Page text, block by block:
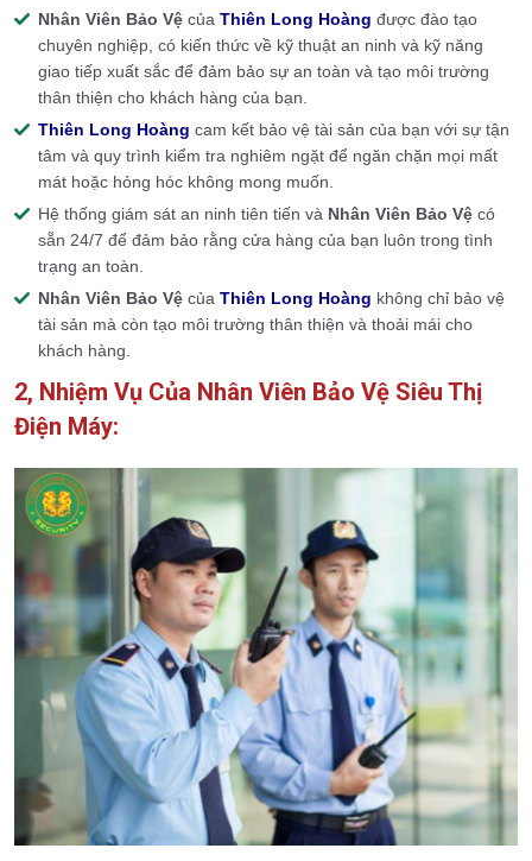
Nhân Viên Bảo Vệ của Thiên Long Hoàng được đào tạo
chuyên nghiệp, có kiến thức về kỹ thuật an ninh và kỹ năng
giao tiếp xuất sắc để đảm bảo sự an toàn và tạo môi trường
thân thiện cho khách hàng của bạn.
Thiên Long Hoàng cam kết bảo vệ tài sản của bạn với sự tận
tâm và quy trình kiểm tra nghiêm ngặt để ngăn chặn mọi mất
mát hoặc hỏng hóc không mong muốn.
Hệ thống giám sát an ninh tiên tiến và Nhân Viên Bảo Vệ có
sẵn 24/7 để đảm bảo rằng cửa hàng của bạn luôn trong tình
trạng an toàn.
Nhân Viên Bảo Vệ của Thiên Long Hoàng không chỉ bảo vệ
tài sản mà còn tạo môi trường thân thiện và thoải mái cho
khách hàng.
2, Nhiệm Vụ Của Nhân Viên Bảo Vệ Siêu Thị
Điện Máy: